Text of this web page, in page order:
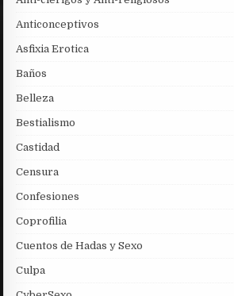
Anticonceptivos
Asfixia Erotica
Baños
Belleza
Bestialismo
Castidad
Censura
Confesiones
Coprofilia
Cuentos de Hadas y Sexo
Culpa